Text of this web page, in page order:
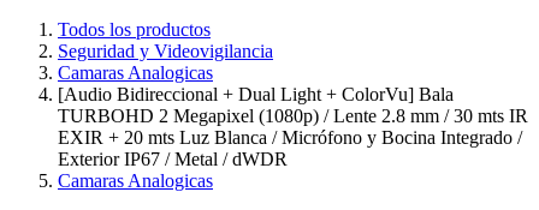
Todos los productos
Seguridad y Videovigilancia
Camaras Analogicas
[Audio Bidireccional + Dual Light + ColorVu] Bala
TURBOHD 2 Megapixel (1080p) / Lente 2.8 mm / 30 mts IR
EXIR + 20 mts Luz Blanca / Micrófono y Bocina Integrado /
Exterior IP67 / Metal / dWDR
Camaras Analogicas